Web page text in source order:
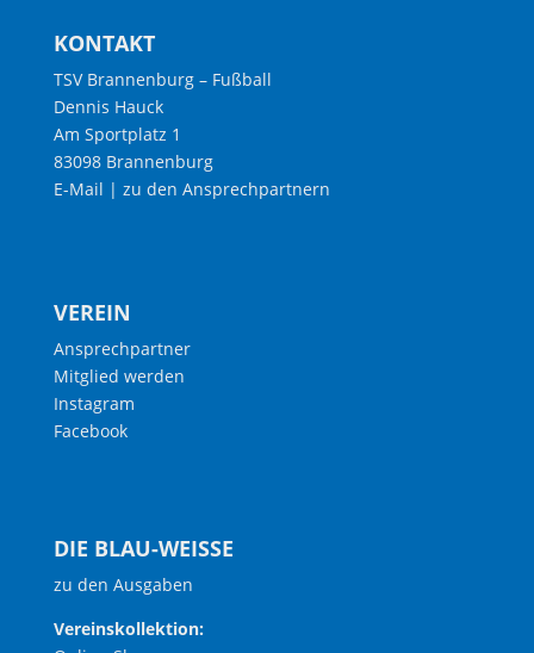
KONTAKT
TSV Brannenburg – Fußball
Dennis Hauck
Am Sportplatz 1
83098 Brannenburg
E-Mail | zu den Ansprechpartnern
VEREIN
Ansprechpartner
Mitglied werden
Instagram
Facebook
DIE BLAU-WEISSE
zu den Ausgaben
Vereinskollektion: